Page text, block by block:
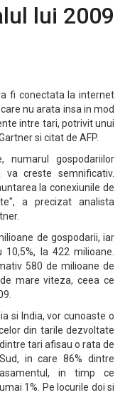
lui 2009
fi conectata la internet
nu arata insa in mod
intre tari, potrivit unui
si citat de AFP.
numarul gospodariilor
creste semnificativ.
la conexiunile de
a precizat analista
de gospodarii, iar
la 422 milioane.
580 de milioane de
mare viteza, ceea ce
si India, vor cunoaste o
din tarile dezvoltate
tari afisau o rata de
in care 86% dintre
in timp ce
1%. Pe locurile doi si